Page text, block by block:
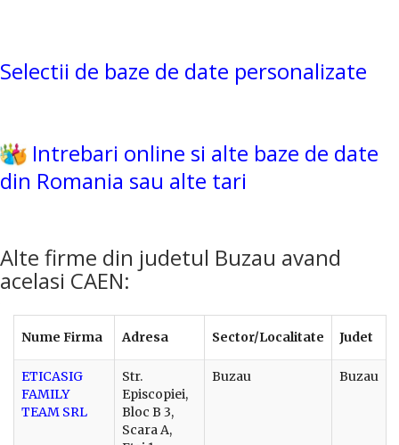
Selectii de baze de date personalizate
Intrebari online si alte baze de date
din Romania sau alte tari
Alte firme din judetul Buzau avand
acelasi CAEN:
Nume Firma Adresa Sector/Localitate Judet
ETICASIG
FAMILY
TEAM SRL
Str.
Episcopiei,
Bloc B 3,
Scara A,
Buzau Buzau